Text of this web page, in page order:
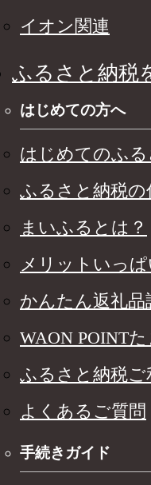
イオン関連
ふるさと納税
はじめての方へ
はじめてのふ
ふるさと納税の
まいふるとは？
メリットいっ
かんたん返礼品
WAON POINT
ふるさと納税ご
よくあるご質問
手続きガイド